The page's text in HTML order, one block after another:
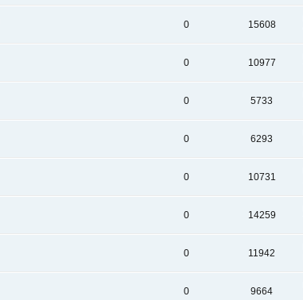
0 15608
0 10977
0 5733
0 6293
0 10731
0 14259
0 11942
0 9664